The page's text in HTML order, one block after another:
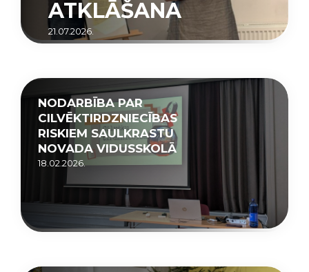
ATKLĀŠANA
21.07.2026.
NODARBĪBA PAR
CILVĒKTIRDZNIECĪBAS
RISKIEM SAULKRASTU
NOVADA VIDUSSKOLĀ
18.02.2026.